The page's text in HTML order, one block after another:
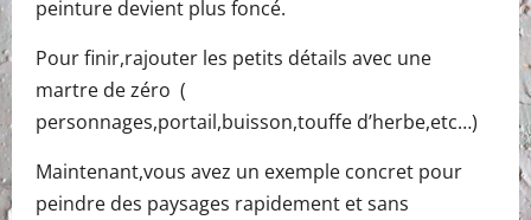
peinture devient plus foncé.
Pour finir,rajouter les petits détails avec une
martre de zéro (
personnages,portail,buisson,touffe d’herbe,etc…)
Maintenant,vous avez un exemple concret pour
peindre des paysages rapidement et sans